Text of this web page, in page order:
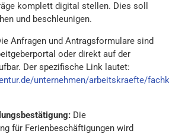
komplett digital stellen. Dies soll
und beschleunigen.
Anfragen und Antragsformulare sind
oder direkt auf der
Der spezifische Link lautet:
unternehmen/arbeitskraefte/
Die
für Ferienbeschäftigungen wird